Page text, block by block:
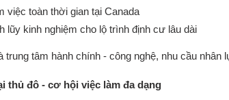
việc toàn thời gian tại Canada
lũy kinh nghiệm cho lộ trình định cư lâu dài
trung tâm hành chính - công nghệ, nhu cầu nhân
thủ đô - cơ hội việc làm đa dạng